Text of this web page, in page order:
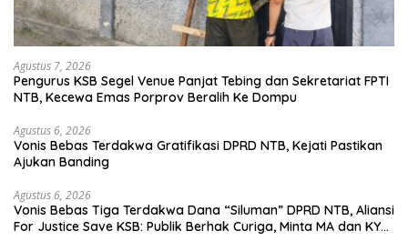
Agustus 7, 2026
Pengurus KSB Segel Venue Panjat Tebing dan Sekretariat FPTI
NTB, Kecewa Emas Porprov Beralih Ke Dompu
Agustus 6, 2026
Vonis Bebas Terdakwa Gratifikasi DPRD NTB, Kejati Pastikan
Ajukan Banding
Agustus 6, 2026
Vonis Bebas Tiga Terdakwa Dana “Siluman” DPRD NTB, Aliansi
For Justice Save KSB: Publik Berhak Curiga, Minta MA dan KY